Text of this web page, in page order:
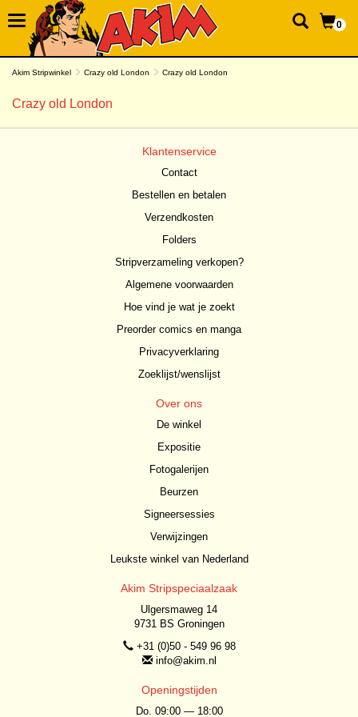
0
Akim Stripwinkel Crazy old London Crazy old London
Crazy old London
Klantenservice
Contact
Bestellen en betalen
Verzendkosten
Folders
Stripverzameling verkopen?
Algemene voorwaarden
Hoe vind je wat je zoekt
Preorder comics en manga
Privacyverklaring
Zoeklijst/wenslijst
Over ons
De winkel
Expositie
Fotogalerijen
Beurzen
Signeersessies
Verwijzingen
Leukste winkel van Nederland
Akim Stripspeciaalzaak
Ulgersmaweg 14
9731 BS Groningen
+31 (0)50 - 549 96 98
info@akim.nl
Openingstijden
Do. 09:00 — 18:00